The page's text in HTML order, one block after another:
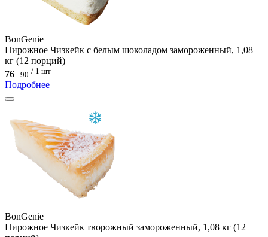
BonGenie
Пирожное Чизкейк с белым шоколадом замороженный, 1,08
кг (12 порций)
76 . 90 / 1 шт
Подробнее
BonGenie
Пирожное Чизкейк творожный замороженный, 1,08 кг (12